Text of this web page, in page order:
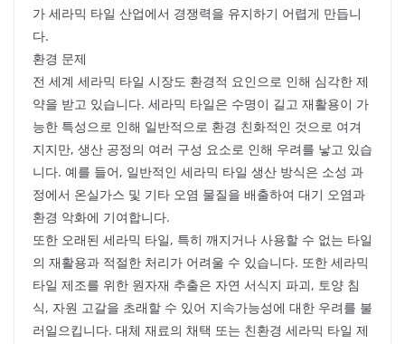
가 세라믹 타일 산업에서 경쟁력을 유지하기 어렵게 만듭니
다.
환경 문제
전 세계 세라믹 타일 시장도 환경적 요인으로 인해 심각한 제
약을 받고 있습니다. 세라믹 타일은 수명이 길고 재활용이 가
능한 특성으로 인해 일반적으로 환경 친화적인 것으로 여겨
지지만, 생산 공정의 여러 구성 요소로 인해 우려를 낳고 있습
니다. 예를 들어, 일반적인 세라믹 타일 생산 방식은 소성 과
정에서 온실가스 및 기타 오염 물질을 배출하여 대기 오염과
환경 악화에 기여합니다.
또한 오래된 세라믹 타일, 특히 깨지거나 사용할 수 없는 타일
의 재활용과 적절한 처리가 어려울 수 있습니다. 또한 세라믹
타일 제조를 위한 원자재 추출은 자연 서식지 파괴, 토양 침
식, 자원 고갈을 초래할 수 있어 지속가능성에 대한 우려를 불
러일으킵니다. 대체 재료의 채택 또는 친환경 세라믹 타일 제